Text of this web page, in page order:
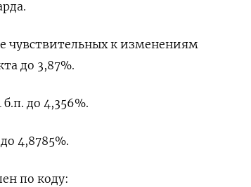
чувствительных к изменениям
до 3,87%.
до 4,356%.
4,8785%.
по коду: